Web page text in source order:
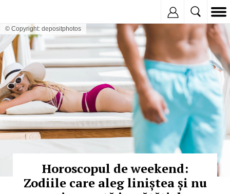
© Copyright: depositphotos
Horoscopul de weekend:
Zodiile care aleg liniștea și nu